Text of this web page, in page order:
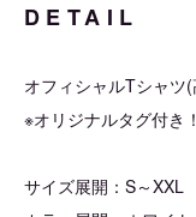
DETAIL
オフィシャルTシャツ
※オリジナルタグ付き！
サイズ展開：S～XXL